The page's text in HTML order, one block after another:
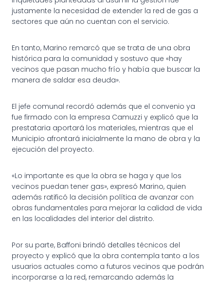
justamente la necesidad de extender la red de gas a
sectores que aún no cuentan con el servicio.
En tanto, Marino remarcó que se trata de una obra
histórica para la comunidad y sostuvo que «hay
vecinos que pasan mucho frío y había que buscar la
manera de saldar esa deuda».
El jefe comunal recordó además que el convenio ya
fue firmado con la empresa Camuzzi y explicó que la
prestataria aportará los materiales, mientras que el
Municipio afrontará inicialmente la mano de obra y la
ejecución del proyecto.
«Lo importante es que la obra se haga y que los
vecinos puedan tener gas», expresó Marino, quien
además ratificó la decisión política de avanzar con
obras fundamentales para mejorar la calidad de vida
en las localidades del interior del distrito.
Por su parte, Baffoni brindó detalles técnicos del
proyecto y explicó que la obra contempla tanto a los
usuarios actuales como a futuros vecinos que podrán
incorporarse a la red, remarcando además la